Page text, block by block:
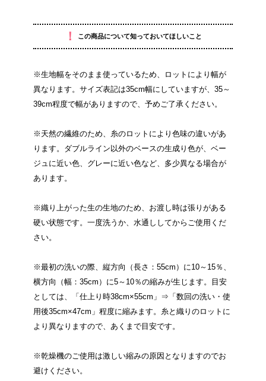
！ この商品について知っておいてほしいこと
※生地幅をそのまま使っているため、ロットにより幅が
異なります。サイズ表記は35cm幅にしていますが、35～
39cm程度で幅がありますので、予めご了承ください。
※天然の繊維のため、糸のロットにより色味の違いがあ
ります。ダブルライン以外のベースの生成り色が、ベー
ジュに近い色、グレーに近い色など、多少異なる場合が
あります。
※織り上がった生の生地のため、お渡し時は張りがある
硬い状態です。一度洗うか、水通ししてからご使用くだ
さい。
※最初の洗いの際、縦方向（長さ：55cm）に10～15％、
横方向（幅：35cm）に5～10％の縮みが生じます。目安
としては、「仕上り時38cm×55cm」⇒「数回の洗い・使
用後35cm×47cm」程度に縮みます。糸と織りのロットに
より異なりますので、あくまで目安です。
※乾燥機のご使用は激しい縮みの原因となりますのでお
避けください。